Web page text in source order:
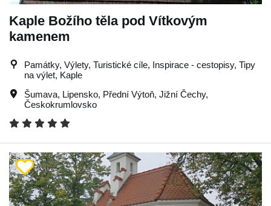
Kaple Božího těla pod Vítkovým
kamenem
Památky, Výlety, Turistické cíle, Inspirace - cestopisy, Tipy
na výlet, Kaple
Šumava, Lipensko, Přední Výtoň, Jižní Čechy,
Českokrumlovsko